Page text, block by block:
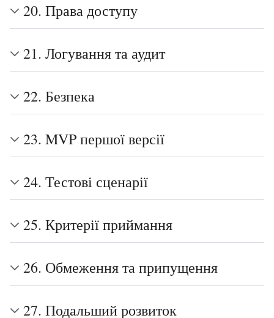
20. Права доступу
21. Логування та аудит
22. Безпека
23. MVP першої версії
24. Тестові сценарії
25. Критерії приймання
26. Обмеження та припущення
27. Подальший розвиток